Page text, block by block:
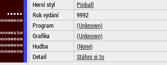
Herní styl
Pinball
Rok vydání
9992
Program
(Unknown)
Grafika
(Unknown)
Hudba
(None)
Detail
Stáhni si to